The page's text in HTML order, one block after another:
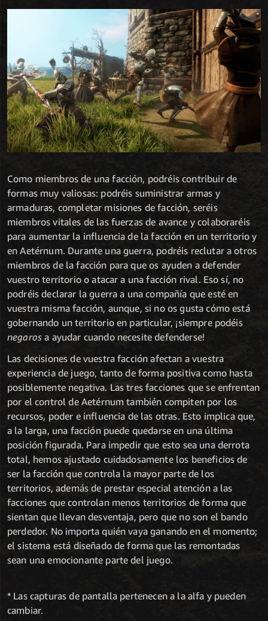
Como miembros de una facción, podréis contribuir de
formas muy valiosas: podréis suministrar armas y
armaduras, completar misiones de facción, seréis
miembros vitales de las fuerzas de avance y colaboraréis
para aumentar la influencia de la facción en un territorio y
en Aetérnum. Durante una guerra, podréis reclutar a otros
miembros de la facción para que os ayuden a defender
vuestro territorio o atacar a una facción rival. Eso sí, no
podréis declarar la guerra a una compañía que esté en
vuestra misma facción, aunque, si no os gusta cómo está
gobernando un territorio en particular, ¡siempre podéis
negarosa ayudar cuando necesite defenderse!
Las decisiones de vuestra facción afectan a vuestra
experiencia de juego, tanto de forma positiva como hasta
posiblemente negativa. Las tres facciones que se enfrentan
por el control de Aetérnum también compiten por los
recursos, poder e influencia de las otras. Esto implica que,
a la larga, una facción puede quedarse en una última
posición figurada. Para impedir que esto sea una derrota
total, hemos ajustado cuidadosamente los beneficios de
ser la facción que controla la mayor parte de los
territorios, además de prestar especial atención a las
facciones que controlan menos territorios de forma que
sientan que llevan desventaja, pero que no son el bando
perdedor. No importa quién vaya ganando en el momento;
el sistema está diseñado de forma que las remontadas
sean una emocionante parte del juego.
* Las capturas de pantalla pertenecen a la alfa y pueden
cambiar.